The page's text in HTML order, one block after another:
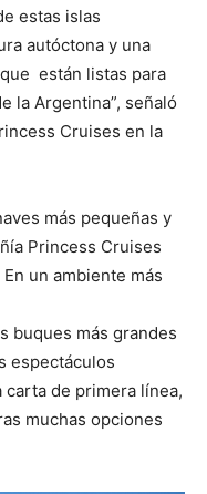
estas islas
autóctona y una
están listas para
la Argentina”, señaló
Cruises en la
más pequeñas y
Princess Cruises
un ambiente más
buques más grandes
espectáculos
carta de primera línea,
muchas opciones